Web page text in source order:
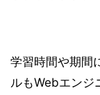
学習時間や期間
ルもWebエンジ